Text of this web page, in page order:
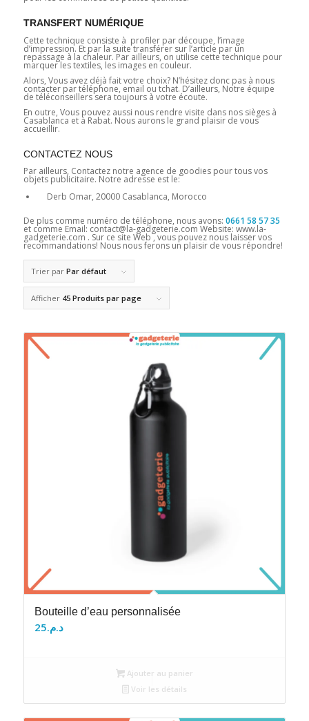
TRANSFERT NUMÉRIQUE
Cette technique consiste à profiler par découpe, l’image
d’impression. Et par la suite transférer sur l’article par un
repassage à la chaleur. Par ailleurs, on utilise cette technique pour
marquer les textiles, les images en couleur.
Alors, Vous avez déjà fait votre choix? N’hésitez donc pas à nous
contacter par téléphone, email ou tchat. D’ailleurs, Notre équipe
de téléconseillers sera toujours à votre écoute.
En outre, Vous pouvez aussi nous rendre visite dans nos sièges à
Casablanca et à Rabat. Nous aurons le grand plaisir de vous
accueillir.
CONTACTEZ NOUS
Par ailleurs, Contactez notre agence de goodies pour tous vos
objets publicitaire. Notre adresse est le:
Derb Omar, 20000 Casablanca, Morocco
De plus comme numéro de téléphone, nous avons: 0661 58 57 35
et comme Email: contact@la-gadgeterie.com Website: www.la-
gadgeterie.com . Sur ce site Web , vous pouvez nous laisser vos
recommandations! Nous nous ferons un plaisir de vous répondre!
Trier par Par défaut
Afficher 45 Produits par page
Bouteille d’eau personnalisée
د.م.25
Ajouter au panier
Voir les détails